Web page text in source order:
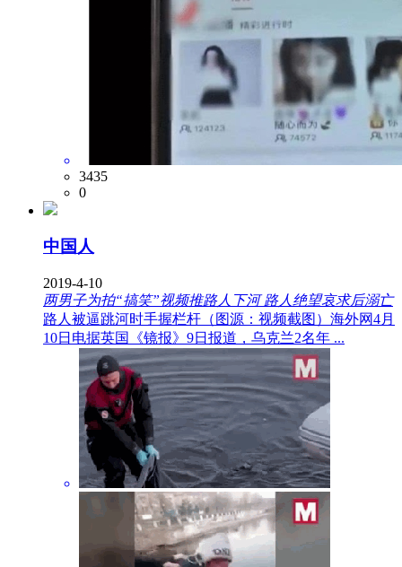
3435
0
中国人
2019-4-10
两男子为拍“搞笑”视频推路人下河 路人绝望哀求后溺亡
路人被逼跳河时手握栏杆（图源：视频截图）海外网4月
10日电据英国《镜报》9日报道，乌克兰2名年 ...